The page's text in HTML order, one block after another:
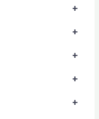
+
+
+
+
+